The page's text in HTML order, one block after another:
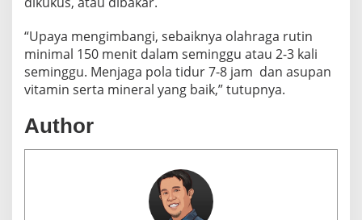
“Upaya mengimbangi, sebaiknya olahraga rutin
minimal 150 menit dalam seminggu atau 2-3 kali
seminggu. Menjaga pola tidur 7-8 jam dan asupan
vitamin serta mineral yang baik,” tutupnya.
Author